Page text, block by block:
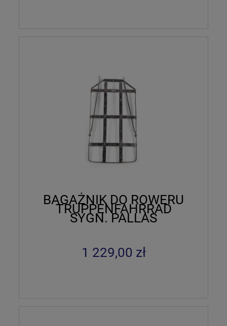
BAGAŻNIK DO ROWERU
TRUPPENFAHRRAD
SYGN. PALLAS
1 229,00 zł